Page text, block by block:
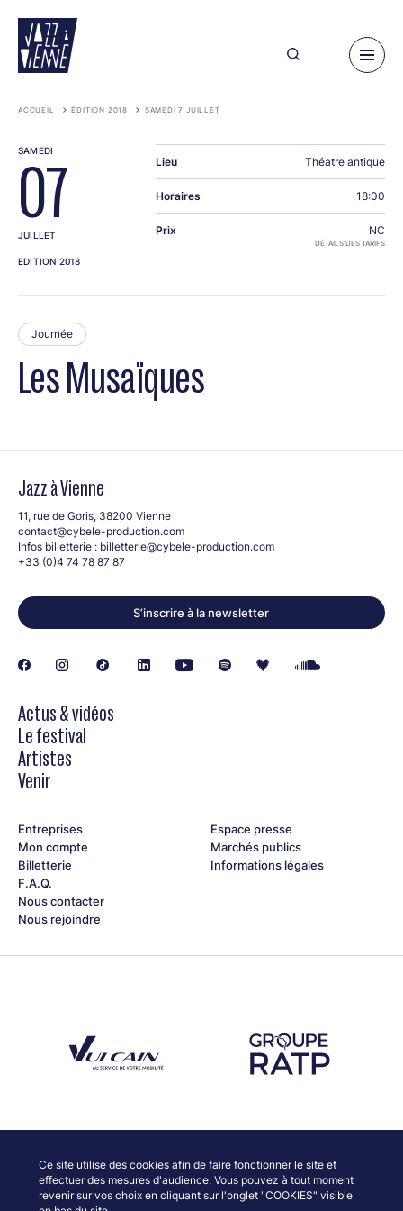
contenu
principal
Ce site utilise des cookies afin de faire fonctionner le site et
effectuer des mesures d'audience. Vous pouvez à tout moment
revenir sur vos choix en cliquant sur l'onglet "COOKIES" visible
ACCUEIL ÉDITION 2018 SAMEDI 7 JUILLET
Les Musaïques
Journée
SAMEDI
07
JUILLET
EDITION 2018
Lieu Théatre antique
Horaires 18:00
Prix NC
DÉTAILS DES TARIFS
Jazz à Vienne
11, rue de Goris, 38200 Vienne
contact@cybele-production.com
Infos billetterie : billetterie@cybele-production.com
+33 (0)4 74 78 87 87
S’inscrire à la newsletter
Actus & vidéos
Le festival
Artistes
Venir
Entreprises
Mon compte
Billetterie
F.A.Q.
Nous contacter
Nous rejoindre
Espace presse
Marchés publics
Informations légales